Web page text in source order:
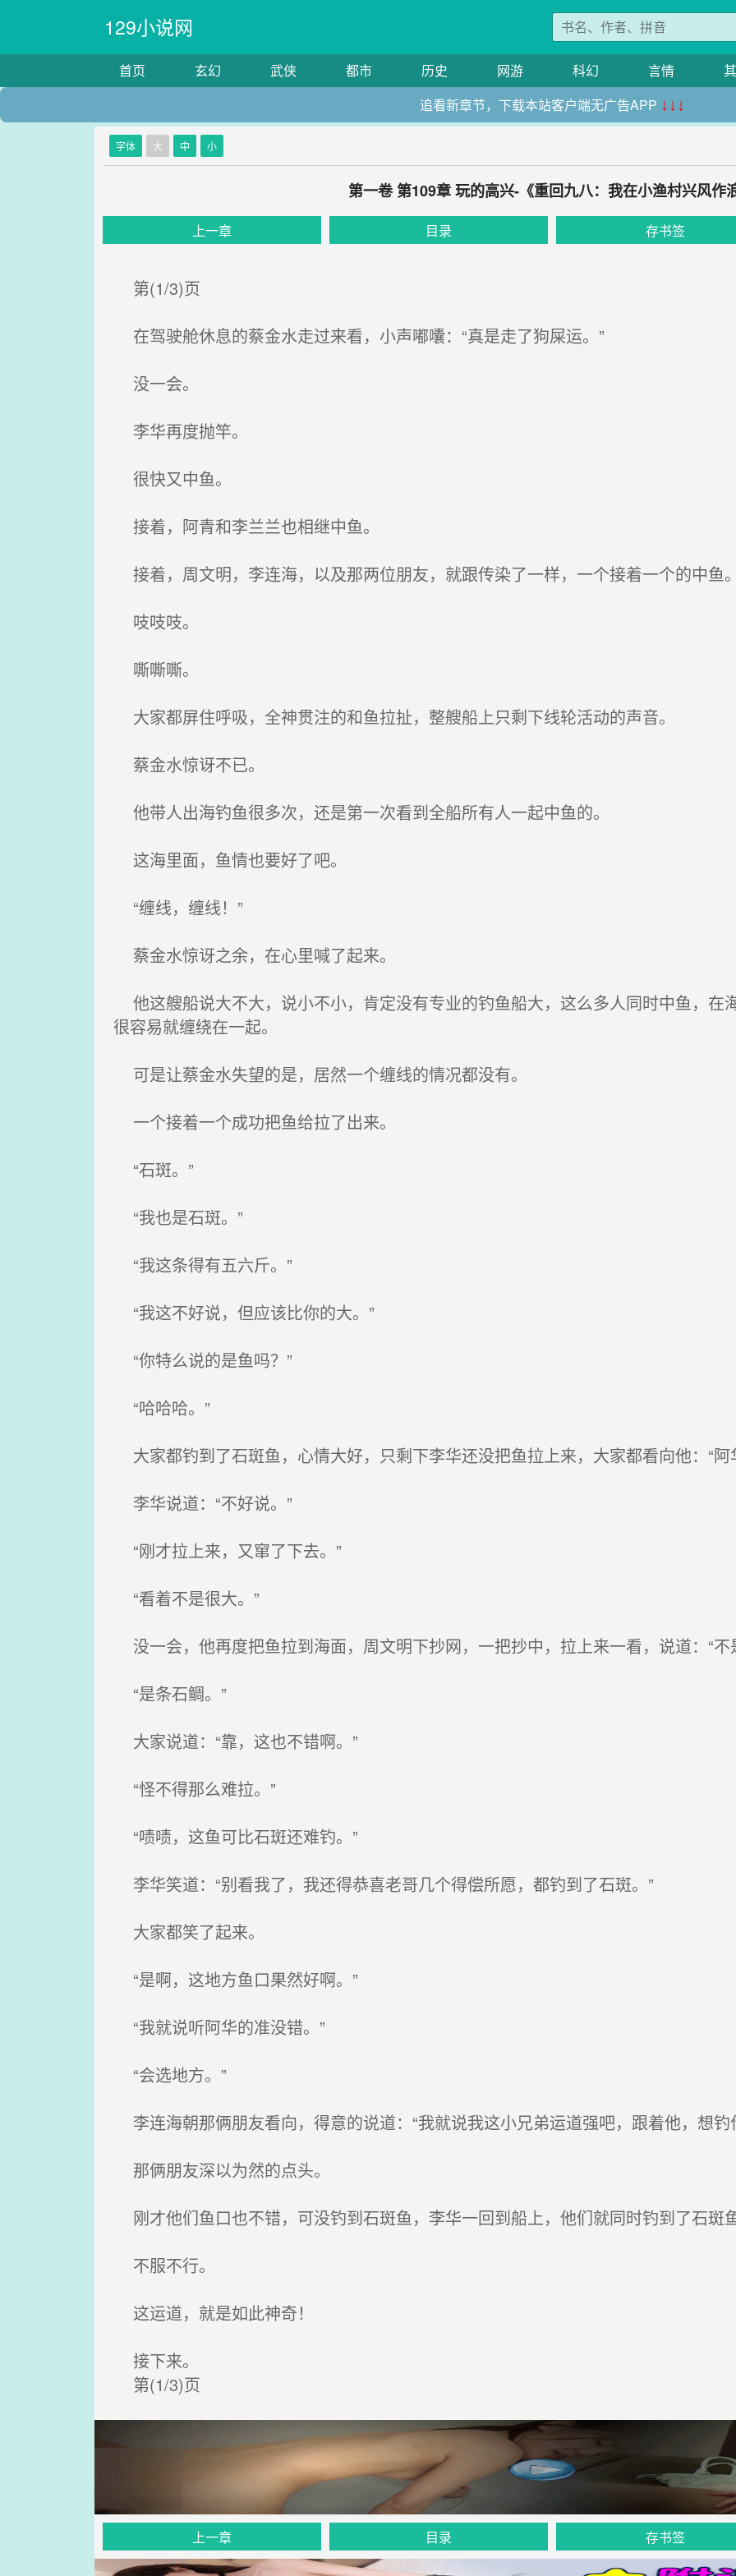
129小说网
首页 玄幻 武侠 都市 历史 网游 科幻 言情
追看新章节，下载本站客户端无广告APP ↓↓↓
字体 大 中 小
第一卷 第109章 玩的高兴-《重回九八：我在小渔村兴风作
上一章 目录 存书签
第(1/3)页
在驾驶舱休息的蔡金水走过来看，小声嘟囔：“真是走了狗屎运。”
没一会。
李华再度抛竿。
很快又中鱼。
接着，阿青和李兰兰也相继中鱼。
接着，周文明，李连海，以及那两位朋友，就跟传染了一样，一个接着一个的中鱼
吱吱吱。
嘶嘶嘶。
大家都屏住呼吸，全神贯注的和鱼拉扯，整艘船上只剩下线轮活动的声音。
蔡金水惊讶不已。
他带人出海钓鱼很多次，还是第一次看到全船所有人一起中鱼的。
这海里面，鱼情也要好了吧。
“缠线，缠线！”
蔡金水惊讶之余，在心里喊了起来。
他这艘船说大不大，说小不小，肯定没有专业的钓鱼船大，这么多人同时中鱼，在
很容易就缠绕在一起。
可是让蔡金水失望的是，居然一个缠线的情况都没有。
一个接着一个成功把鱼给拉了出来。
“石斑。”
“我也是石斑。”
“我这条得有五六斤。”
“我这不好说，但应该比你的大。”
“你特么说的是鱼吗？”
“哈哈哈。”
大家都钓到了石斑鱼，心情大好，只剩下李华还没把鱼拉上来，大家都看向他：“阿
李华说道：“不好说。”
“刚才拉上来，又窜了下去。”
“看着不是很大。”
没一会，他再度把鱼拉到海面，周文明下抄网，一把抄中，拉上来一看，说道：“不
“是条石鲷。”
大家说道：“靠，这也不错啊。”
“怪不得那么难拉。”
“啧啧，这鱼可比石斑还难钓。”
李华笑道：“别看我了，我还得恭喜老哥几个得偿所愿，都钓到了石斑。”
大家都笑了起来。
“是啊，这地方鱼口果然好啊。”
“我就说听阿华的准没错。”
“会选地方。”
李连海朝那俩朋友看向，得意的说道：“我就说我这小兄弟运道强吧，跟着他，想钓
那俩朋友深以为然的点头。
刚才他们鱼口也不错，可没钓到石斑鱼，李华一回到船上，他们就同时钓到了石斑
不服不行。
这运道，就是如此神奇！
接下来。
第(1/3)页
上一章 目录 存书签